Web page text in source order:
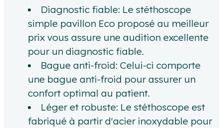
Diagnostic fiable: Le stéthoscope
simple pavillon Eco proposé au meilleur
prix vous assure une audition excellente
pour un diagnostic fiable.
Bague anti-froid: Celui-ci comporte
une bague anti-froid pour assurer un
confort optimal au patient.
Léger et robuste: Le stéthoscope est
fabriqué à partir d'acier inoxydable pour